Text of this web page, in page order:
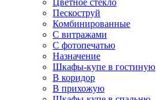
Цветное стекло
Пескоструй
Комбинированные
С витражами
С фотопечатью
Назначение
Шкафы-купе в гостиную
В коридор
В прихожую